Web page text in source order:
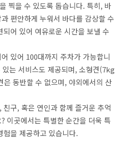
찍을 수 있도록 돕습니다. 특히, 바
편안하게 누워서 바다를 감상할 수
어 있어 여유로운 시간을 보낼 수
있어 100대까지 주차가 가능합니
는 서비스도 제공되며, 소형견(7kg
은 동반할 수 없으며, 야외에서의 산
구, 혹은 연인과 함께 즐거운 추억
이곳에서는 특별한 순간을 더욱 특
을 제공하고 있습니다.